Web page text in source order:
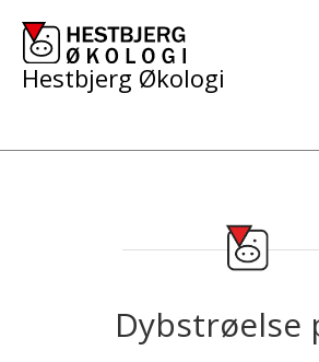
content
Hestbjerg Økologi
Dybstrøelse